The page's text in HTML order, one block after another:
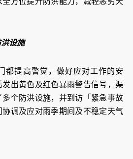
设施
都提高警觉，做好应对工作的安
出黄色及红色暴雨警告信号，渠
个防洪设施，并到访「紧急事故
调及应对雨季期间及不稳定天气